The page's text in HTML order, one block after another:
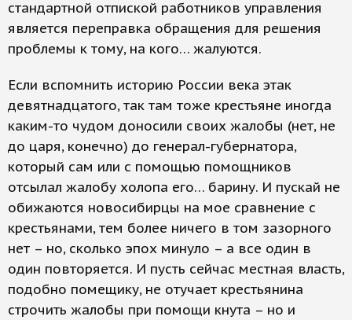
стандартной отпиской работников управления
является переправка обращения для решения
проблемы к тому, на кого… жалуются.
Если вспомнить историю России века этак
девятнадцатого, так там тоже крестьяне иногда
каким-то чудом доносили своих жалобы (нет, не
до царя, конечно) до генерал-губернатора,
который сам или с помощью помощников
отсылал жалобу холопа его… барину. И пускай не
обижаются новосибирцы на мое сравнение с
крестьянами, тем более ничего в том зазорного
нет – но, сколько эпох минуло – а все один в
один повторяется. И пусть сейчас местная власть,
подобно помещику, не отучает крестьянина
строчить жалобы при помощи кнута – но и